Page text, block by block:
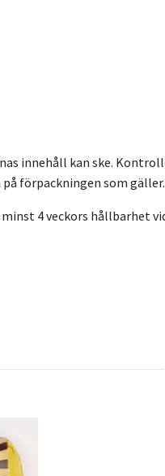
innehåll kan ske.
förpackningen som
4 veckors hållbarhet